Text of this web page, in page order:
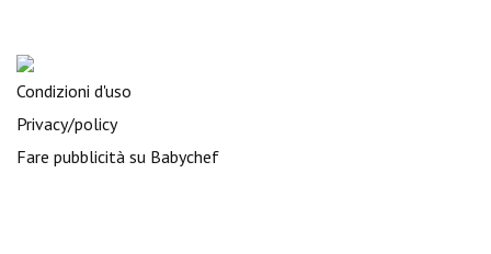
Condizioni d'uso
Privacy/policy
Fare pubblicità su Babychef